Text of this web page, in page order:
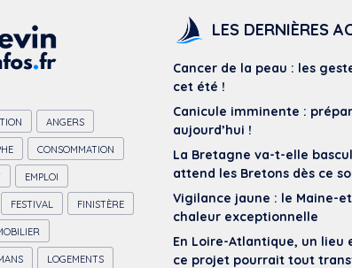
ANGERS
CONSOMMATION
EMPLOI
FESTIVAL FINISTÈRE
LOGEMENTS
LES DERNIÈRES
Cancer de la peau : les
cet été !
Canicule imminente :
aujourd’hui !
La Bretagne va-t-elle
attend les Bretons dès ce
Vigilance jaune : le Maine-
chaleur exceptionnelle
En Loire-Atlantique, un
ce projet pourrait tout